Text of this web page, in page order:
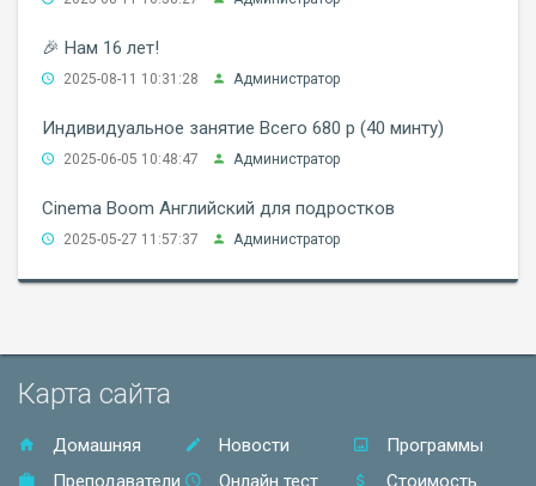
🎉 Нам 16 лет!
2025-08-11 10:31:28 Администратор
Индивидуальное занятие Всего 680 р (40 минту)
2025-06-05 10:48:47 Администратор
Cinema Boom Английский для подростков
2025-05-27 11:57:37 Администратор
Карта сайта
Домашняя Новости
Программы
Преподаватели
Онлайн тест
Стоимость